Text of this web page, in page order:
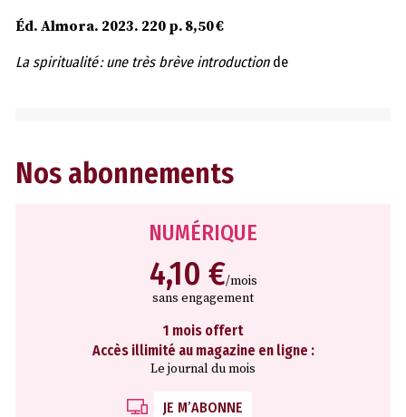
Éd. Almora. 2023. 220 p. 8,50 €
La spiritualité : une très brève introductionde
Nos abonnements
NUMÉRIQUE
4,10 €/mois
sans engagement
1 mois offert
Accès illimité au magazine en ligne :
Le journal du mois
JE M’ABONNE